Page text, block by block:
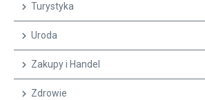
Turystyka
Uroda
Zakupy i Handel
Zdrowie